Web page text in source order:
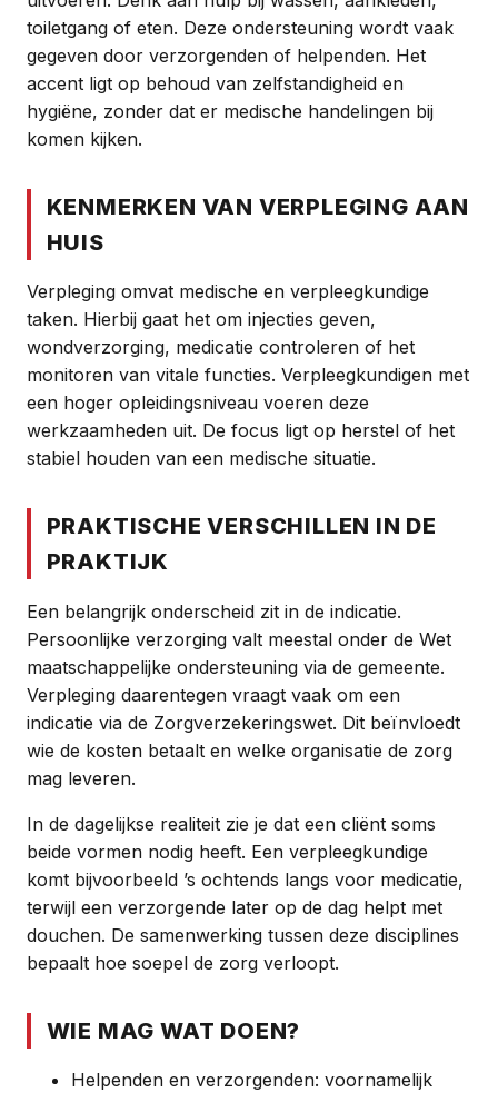
toiletgang of eten. Deze ondersteuning wordt vaak
gegeven door verzorgenden of helpenden. Het
accent ligt op behoud van zelfstandigheid en
hygiëne, zonder dat er medische handelingen bij
komen kijken.
KENMERKEN VAN VERPLEGING AAN
HUIS
Verpleging omvat medische en verpleegkundige
taken. Hierbij gaat het om injecties geven,
wondverzorging, medicatie controleren of het
monitoren van vitale functies. Verpleegkundigen met
een hoger opleidingsniveau voeren deze
werkzaamheden uit. De focus ligt op herstel of het
stabiel houden van een medische situatie.
PRAKTISCHE VERSCHILLEN IN DE
PRAKTIJK
Een belangrijk onderscheid zit in de indicatie.
Persoonlijke verzorging valt meestal onder de Wet
maatschappelijke ondersteuning via de gemeente.
Verpleging daarentegen vraagt vaak om een
indicatie via de Zorgverzekeringswet. Dit beïnvloedt
wie de kosten betaalt en welke organisatie de zorg
mag leveren.
In de dagelijkse realiteit zie je dat een cliënt soms
beide vormen nodig heeft. Een verpleegkundige
komt bijvoorbeeld ’s ochtends langs voor medicatie,
terwijl een verzorgende later op de dag helpt met
douchen. De samenwerking tussen deze disciplines
bepaalt hoe soepel de zorg verloopt.
WIE MAG WAT DOEN?
Helpenden en verzorgenden: voornamelijk